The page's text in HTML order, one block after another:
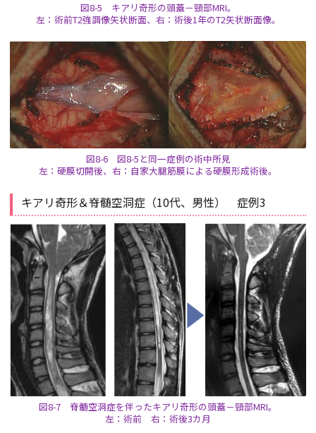
図8-5 キアリ奇形の頭蓋－頸部MRI。
左：術前T2強調像矢状断面、右：術後1年のT2矢状断面像。
図8-6 図8-5と同一症例の術中所見
左：硬膜切開後、右：自家大腿筋膜による硬膜形成術後。
キアリ奇形＆脊髄空洞症（10代、男性） 症例3
図8-7 脊髄空洞症を伴ったキアリ奇形の頭蓋－頸部MRI。
左：術前 右：術後3カ月